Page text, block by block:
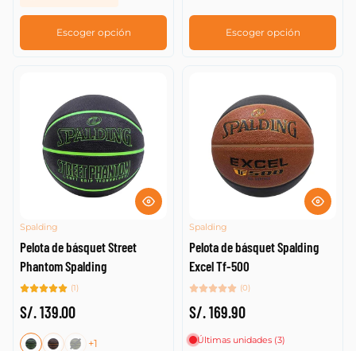
Escoger opción Escoger opción
Spalding
Pelota de básquet Street
Phantom Spalding
(1)
S/. 139.00
+1
Spalding
Pelota de básquet Spalding
Excel Tf-500
(0)
S/. 169.90
Últimas unidades (3)